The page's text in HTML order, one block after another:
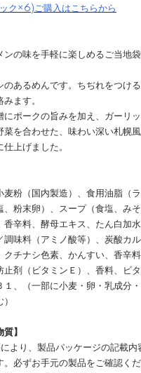
ク×6)ご購入はこちらから
ンの味を手軽に楽しめるご当地
のあるめんです。ちぢれをつける
ます。
にポークの旨みを加え、ガーリ
菜を合わせた、味わい深い札幌
上げました。
麦粉（国内製造）、食用油脂（
、粉末卵）、スープ（食塩、みそ
香辛料、酵母エキス、たん白加水
調味料（アミノ酸等）、炭酸カル
クチナシ色素、かんすい、香辛料
止剤（ビタミンＥ）、香料、ビ
１、（一部に小麦・卵・乳成分
】
より、製品パッケージの記載内
。必ずお手元の製品をご確認くだ